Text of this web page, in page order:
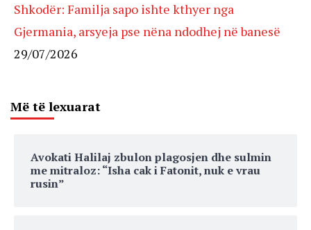
Shkodër: Familja sapo ishte kthyer nga
Gjermania, arsyeja pse nëna ndodhej në banesë
29/07/2026
Më të lexuarat
Avokati Halilaj zbulon plagosjen dhe sulmin
me mitraloz: “Isha cak i Fatonit, nuk e vrau
rusin”